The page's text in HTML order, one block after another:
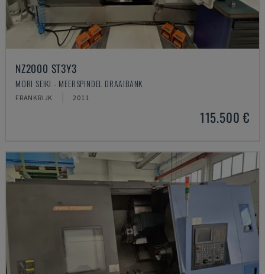
NZ2000 ST3Y3
MORI SEIKI - MEERSPINDEL DRAAIBANK
FRANKRIJK 2011
115.500 €